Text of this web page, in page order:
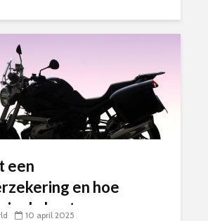
een
en hoe
de beste
10 april 2025